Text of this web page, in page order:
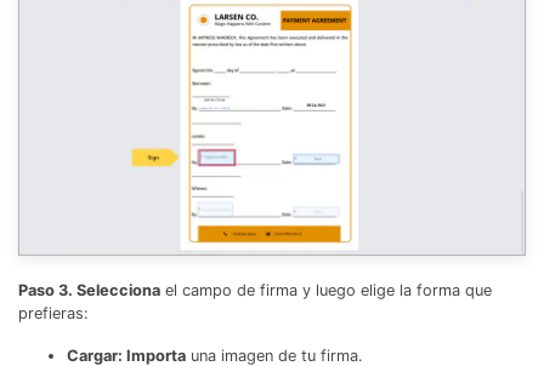
Paso 3. Selecciona el campo de firma y luego elige la forma que
prefieras:
Cargar: Importa una imagen de tu firma.